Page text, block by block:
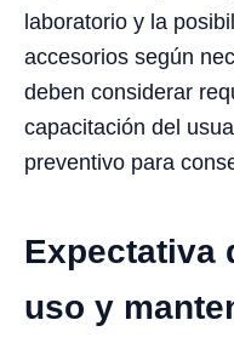
laboratorio y la
accesorios según
deben considerar
capacitación del
preventivo para
Expectativa
uso y